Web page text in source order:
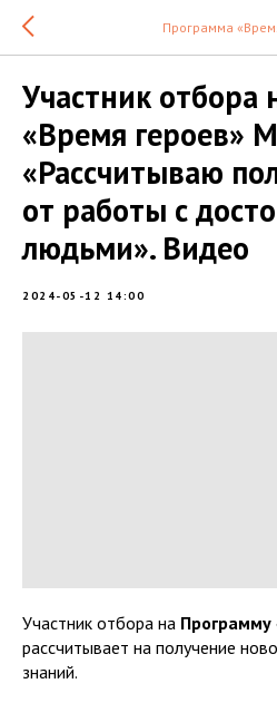
Программа
Участник отбора
«Время героев»
«Рассчитываю
от работы с
людьми». Видео
2024-05-12 14:00
Участник отбора на Программу
рассчитывает на получение
знаний.